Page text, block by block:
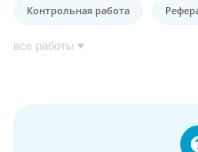
Контрольная работа
все работы